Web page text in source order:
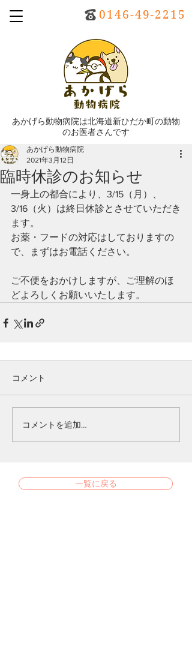
0146-49-2215
あかげら動物病院は北海道新ひだか町の動物
のお医者さんです
臨時休診のお知らせ
あかげら動物病院
2021年3月12日
一身上の都合により、3/15（月）、
3/16（火）は終日休診とさせていただき
ます。
お薬・フードの対応はしておりますの
で、まずはお電話ください。
ご不便をおかけしますが、ご理解のほ
どよろしくお願いいたします。
コメント
コメントを追加…
一覧に戻る